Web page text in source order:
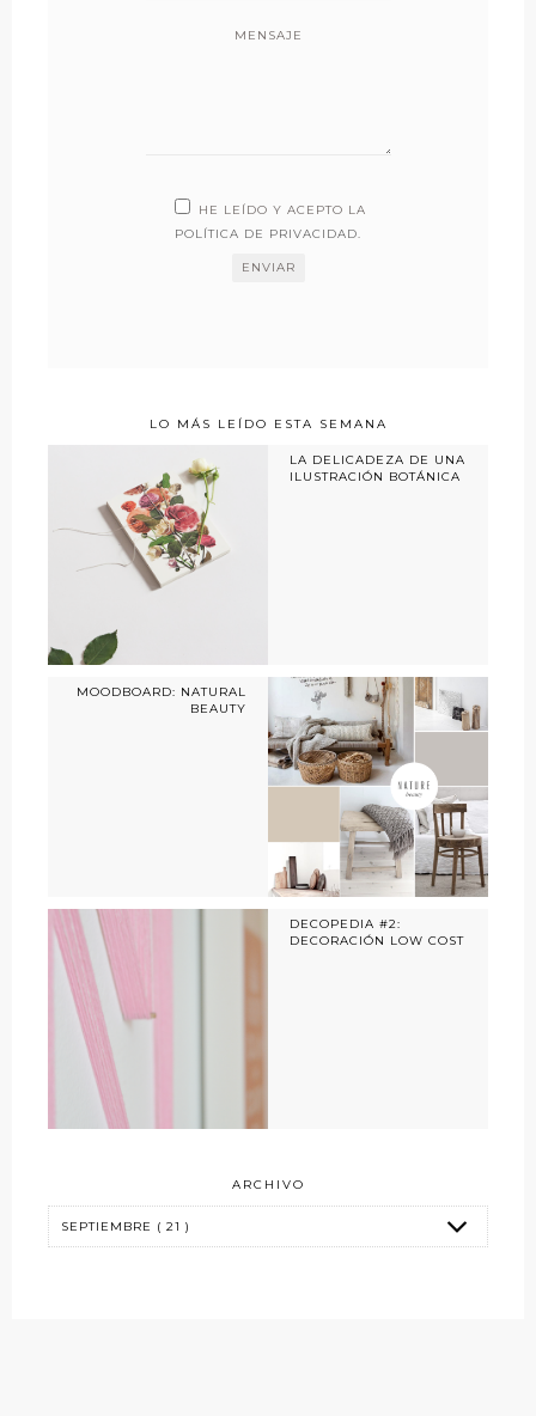
MENSAJE
HE LEÍDO Y ACEPTO LA
POLÍTICA DE PRIVACIDAD.
LO MÁS LEÍDO ESTA SEMANA
LA DELICADEZA DE UNA
ILUSTRACIÓN BOTÁNICA
MOODBOARD: NATURAL
BEAUTY
DECOPEDIA #2:
DECORACIÓN LOW COST
ARCHIVO